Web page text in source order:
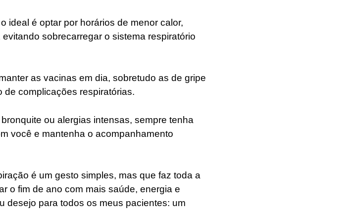
ideal é optar por horários de menor calor,
sobrecarregar o sistema respiratório
as vacinas em dia, sobretudo as de gripe
de complicações respiratórias.
ou alergias intensas, sempre tenha
você e mantenha o acompanhamento
é um gesto simples, mas que faz toda a
o fim de ano com mais saúde, energia e
desejo para todos os meus pacientes: um